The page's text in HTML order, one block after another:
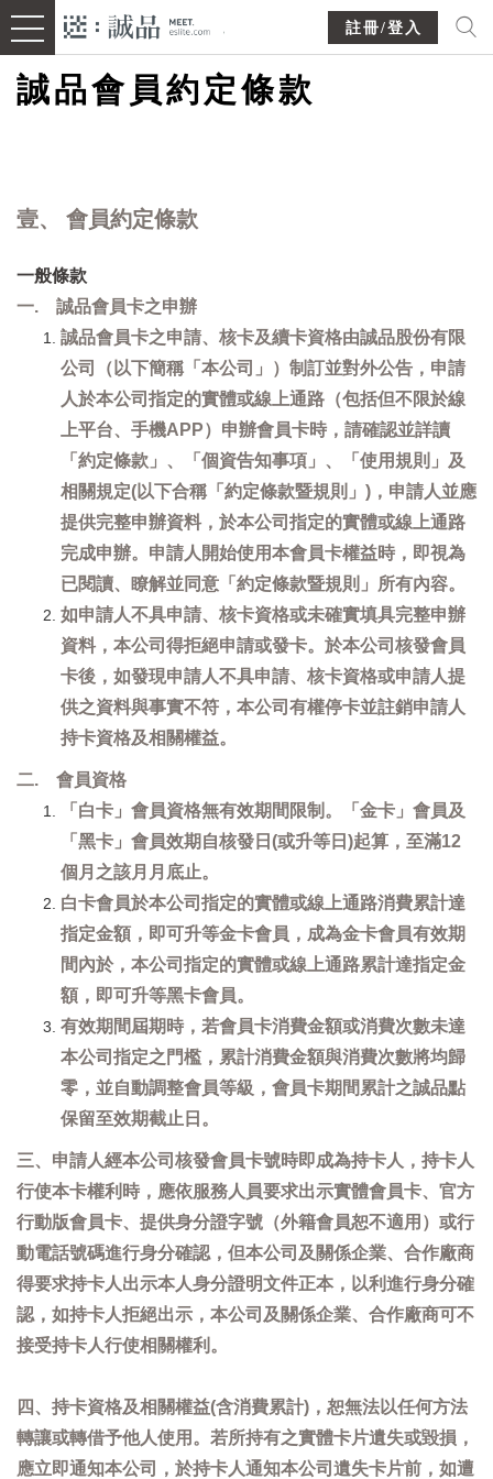
註冊/登入
誠品會員約定條款
壹、 會員約定條款
一般條款
一. 誠品會員卡之申辦
誠品會員卡之申請、核卡及續卡資格由誠品股份有限
公司（以下簡稱「本公司」）制訂並對外公告，申請
人於本公司指定的實體或線上通路（包括但不限於線
上平台、手機APP）申辦會員卡時，請確認並詳讀
「約定條款」、「個資告知事項」、「使用規則」及
相關規定(以下合稱「約定條款暨規則」)，申請人並應
提供完整申辦資料，於本公司指定的實體或線上通路
完成申辦。申請人開始使用本會員卡權益時，即視為
已閱讀、瞭解並同意「約定條款暨規則」所有內容。
如申請人不具申請、核卡資格或未確實填具完整申辦
資料，本公司得拒絕申請或發卡。於本公司核發會員
卡後，如發現申請人不具申請、核卡資格或申請人提
供之資料與事實不符，本公司有權停卡並註銷申請人
持卡資格及相關權益。
二. 會員資格
「白卡」會員資格無有效期間限制。「金卡」會員及
「黑卡」會員效期自核發日(或升等日)起算，至滿12
個月之該月月底止。
白卡會員於本公司指定的實體或線上通路消費累計達
指定金額，即可升等金卡會員，成為金卡會員有效期
間內於，本公司指定的實體或線上通路累計達指定金
額，即可升等黑卡會員。
有效期間屆期時，若會員卡消費金額或消費次數未達
本公司指定之門檻，累計消費金額與消費次數將均歸
零，並自動調整會員等級，會員卡期間累計之誠品點
保留至效期截止日。
三、申請人經本公司核發會員卡號時即成為持卡人，持卡人
行使本卡權利時，應依服務人員要求出示實體會員卡、官方
行動版會員卡、提供身分證字號（外籍會員恕不適用）或行
動電話號碼進行身分確認，但本公司及關係企業、合作廠商
得要求持卡人出示本人身分證明文件正本，以利進行身分確
認，如持卡人拒絕出示，本公司及關係企業、合作廠商可不
接受持卡人行使相關權利。
四、持卡資格及相關權益(含消費累計)，恕無法以任何方法
轉讓或轉借予他人使用。若所持有之實體卡片遺失或毀損，
應立即通知本公司，於持卡人通知本公司遺失卡片前，如遭